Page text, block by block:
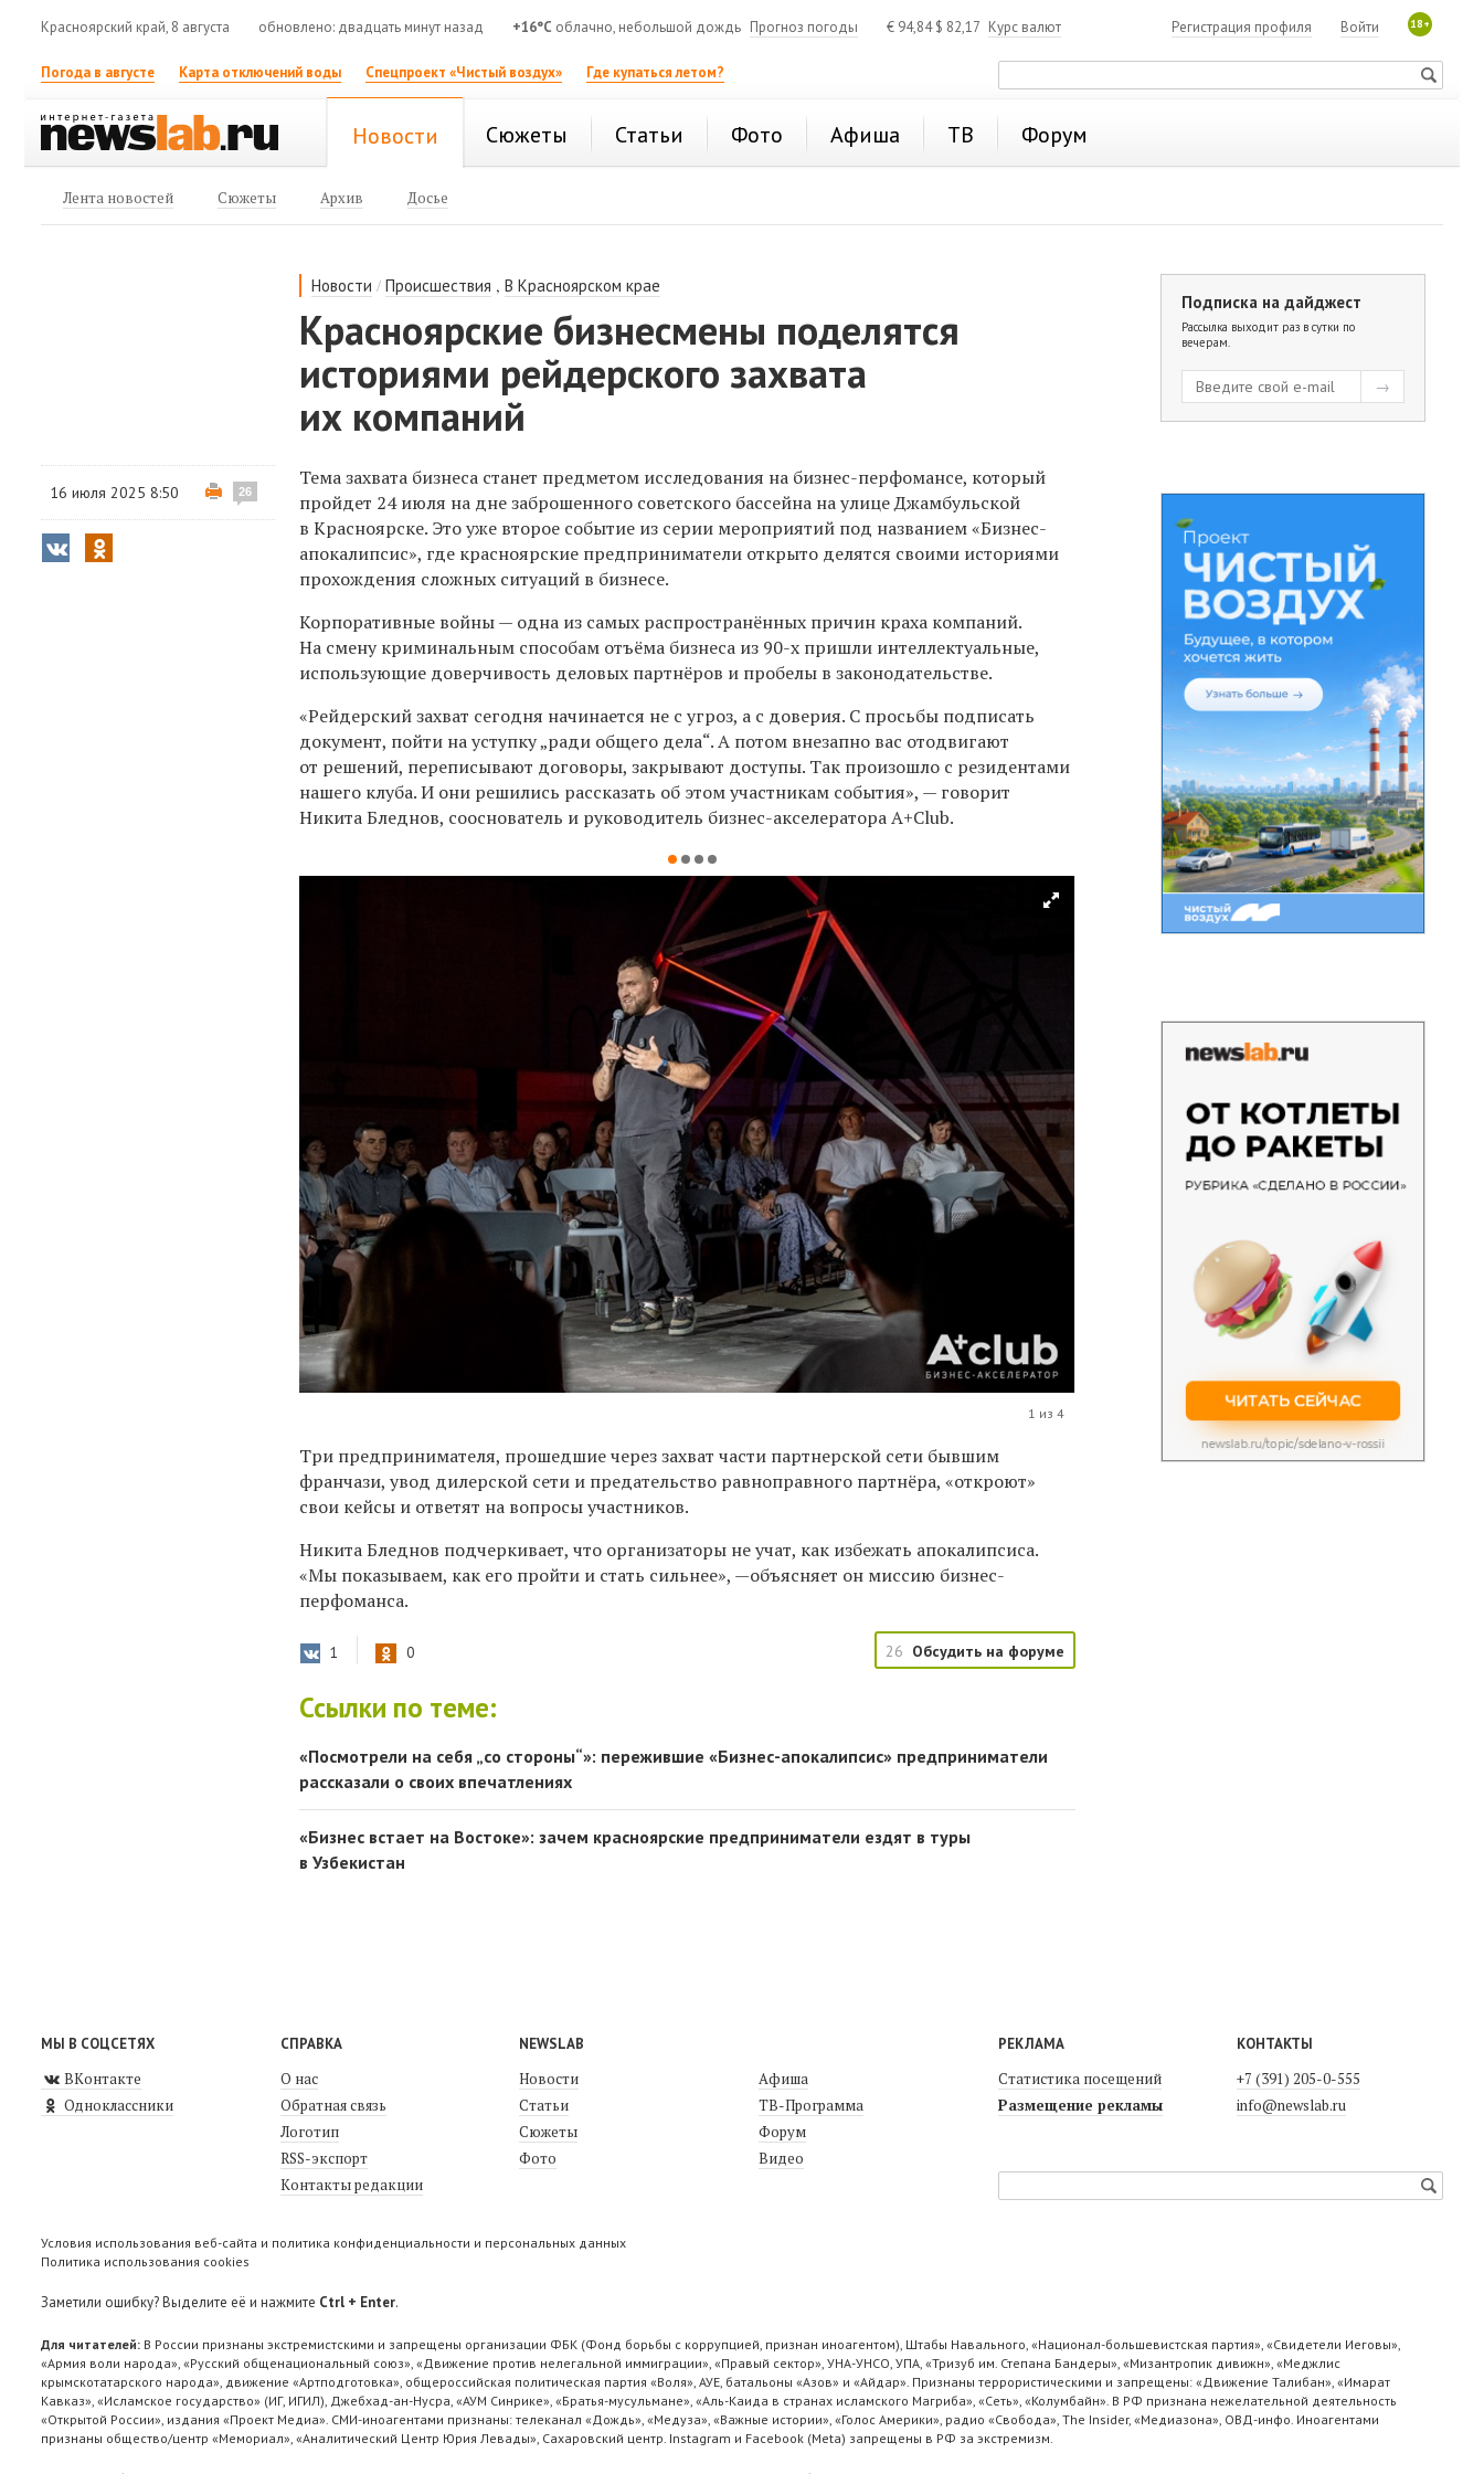
Красноярский край, 8 августа обновлено: двадцать минут назад +16°C облачно, небольшой дождь Прогноз погоды € 94,84$ 82,17 Курс валют 18+
Войти
Регистрация профиля
Погода в августе Карта отключений воды Спецпроект «Чистый воздух» Где купаться летом?
Новости Сюжеты Статьи Фото Афиша ТВ Форум
Лента новостей Сюжеты Архив Досье
Новости /Происшествия ,В Красноярском крае
Красноярские бизнесмены поделятся
историями рейдерского захвата
их компаний
16 июля 2025 8:50 26
Тема захвата бизнеса станет предметом исследования на бизнес-перфомансе, который
пройдет 24 июля на дне заброшенного советского бассейна на улице Джамбульской
в Красноярске. Это уже второе событие из серии мероприятий под названием «Бизнес-
апокалипсис», где красноярские предприниматели открыто делятся своими историями
прохождения сложных ситуаций в бизнесе.
Корпоративные войны — одна из самых распространённых причин краха компаний.
На смену криминальным способам отъёма бизнеса из 90-х пришли интеллектуальные,
использующие доверчивость деловых партнёров и пробелы в законодательстве.
«Рейдерский захват сегодня начинается не с угроз, а с доверия. С просьбы подписать
документ, пойти на уступку „ради общего дела“. А потом внезапно вас отодвигают
от решений, переписывают договоры, закрывают доступы. Так произошло с резидентами
нашего клуба. И они решились рассказать об этом участникам события», — говорит
Никита Бледнов, сооснователь и руководитель бизнес-акселератора А+Club.
1 из 4
Три предпринимателя, прошедшие через захват части партнерской сети бывшим
франчази, увод дилерской сети и предательство равноправного партнёра, «откроют»
свои кейсы и ответят на вопросы участников.
Никита Бледнов подчеркивает, что организаторы не учат, как избежать апокалипсиса.
«Мы показываем, как его пройти и стать сильнее», —объясняет он миссию бизнес-
перфоманса.
1 0 26 Обсудить на форуме
Ссылки по теме:
«Посмотрели на себя „со стороны“»: пережившие «Бизнес-апокалипсис» предприниматели
рассказали о своих впечатлениях
«Бизнес встает на Востоке»: зачем красноярские предприниматели ездят в туры
в Узбекистан
Подписка на дайджест
Рассылка выходит раз в сутки по
вечерам.
МЫ В СОЦСЕТЯХ
ВКонтакте
Одноклассники
СПРАВКА
О нас
Обратная связь
Логотип
RSS-экспорт
Контакты редакции
NEWSLAB
Новости
Статьи
Сюжеты
Фото
Афиша
ТВ-Программа
Форум
Видео
РЕКЛАМА
Статистика посещений
Размещение рекламы
КОНТАКТЫ
+7 (391) 205-0-555
info@newslab.ru
Условия использования веб-сайта и политика конфиденциальности и персональных данных
Политика использования cookies
Заметили ошибку? Выделите её и нажмите Ctrl + Enter.
Для читателей: В России признаны экстремистскими и запрещены организации ФБК (Фонд борьбы с коррупцией, признан иноагентом), Штабы Навального, «Национал-большевистская партия», «Свидетели Иеговы»,
«Армия воли народа», «Русский общенациональный союз», «Движение против нелегальной иммиграции», «Правый сектор», УНА-УНСО, УПА, «Тризуб им. Степана Бандеры», «Мизантропик дивижн», «Меджлис
крымскотатарского народа», движение «Артподготовка», общероссийская политическая партия «Воля», АУЕ, батальоны «Азов» и «Айдар». Признаны террористическими и запрещены: «Движение Талибан», «Имарат
Кавказ», «Исламское государство» (ИГ, ИГИЛ), Джебхад-ан-Нусра, «АУМ Синрике», «Братья-мусульмане», «Аль-Каида в странах исламского Магриба», «Сеть», «Колумбайн». В РФ признана нежелательной деятельность
«Открытой России», издания «Проект Медиа». СМИ-иноагентами признаны: телеканал «Дождь», «Медуза», «Важные истории», «Голос Америки», радио «Свобода», The Insider, «Медиазона», ОВД-инфо. Иноагентами
признаны общество/центр «Мемориал», «Аналитический Центр Юрия Левады», Сахаровский центр. Instagram и Facebook (Metа) запрещены в РФ за экстремизм.